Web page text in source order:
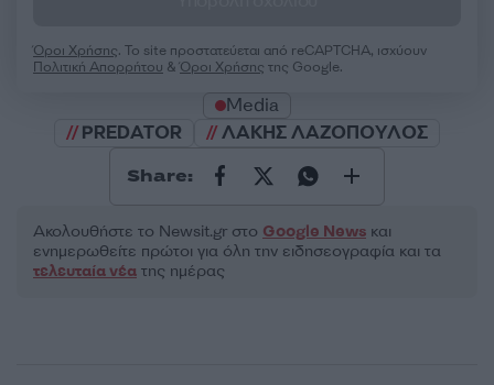
Όροι Χρήσης. Το site προστατεύεται από reCAPTCHA, ισχύουν
Πολιτική Απορρήτου &Όροι Χρήσης της Google.
Media
PREDATOR
ΛΑΚΗΣ ΛΑΖΟΠΟΥΛΟΣ
Share:
Ακολουθήστε το Νewsit.gr στο Google News και
ενημερωθείτε πρώτοι για όλη την ειδησεογραφία και τα
τελευταία νέα της ημέρας